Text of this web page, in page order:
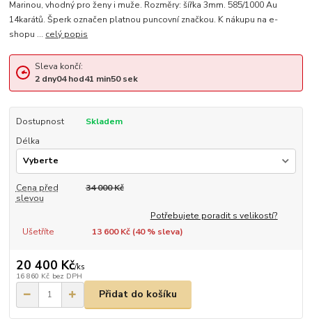
Marinou, vhodný pro ženy i muže. Rozměry: šířka 3mm. 585/1000 Au
14karátů. Šperk označen platnou puncovní značkou. K nákupu na e-
shopu ... celý popis
Sleva končí:
2 dny04hod41 min49sek
Dostupnost
Skladem
Délka
Cena před
slevou
34 000 Kč
Potřebujete poradit s velikostí?
Ušetříte
13 600 Kč (40% sleva)
20 400 Kč/ks
16 860 Kč bez DPH
Přidat do košíku